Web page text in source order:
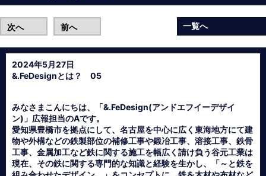
次へ 前へ 一覧へ
2024年5月27日
&.FeDesignとは？ 05
みなさまこんにちは、「&.FeDesign(アンドエフイーデザイ
ン)」広報担当のAです。
愛知県豊橋市を拠点にして、名古屋を中心に広く東海地方にて建
物や外構などの鉄製部位の補修工事や鍛冶工事、溶接工事、鉄骨
工事、金属加工など鉄に関する施工を幅広く請け負う谷元工業は
現在、その鉄に関する専門的な知識と経験を生かし、「～と鉄を